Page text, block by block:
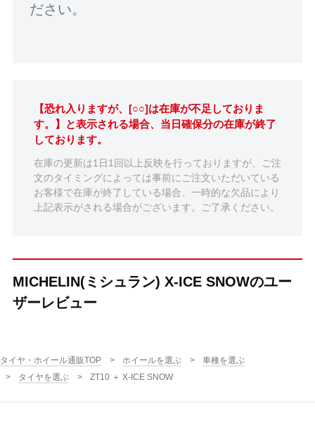
ださい。
【恐れ入りますが、[○○]は在庫が不足しておりま
す。】と表示される場合、当日確保分の在庫が終了
しております。
在庫の更新は1日1回以上反映を行っておりますが、ご注
文のタイミングによっては事前にご注文いただいている
お客様で在庫が終了している場合、一時的な欠品により
上記表示がされる場合がございます。ご了承ください。
MICHELIN(ミシュラン) X-ICE SNOWのユー
ザーレビュー
タイヤ・ホイール通販TOP ホイールを選ぶ
車種を選ぶ
タイヤを選ぶ
ZT10 ＋ X-ICE SNOW